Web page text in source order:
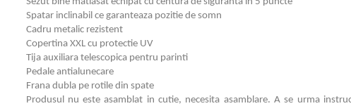
Spatar inclinabil ce garanteaza pozitie de somn
Cadru metalic rezistent
Copertina XXL cu protectie UV
Tija auxiliara telescopica pentru parinti
Pedale antialunecare
Frana dubla pe rotile din spate
Produsul nu este asamblat in cutie, necesita asamblare. A se urma